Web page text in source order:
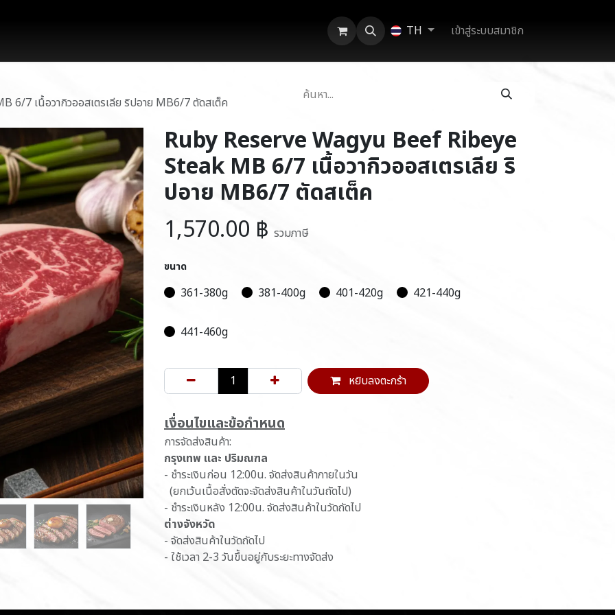
TH เข้าสู่ระบบสมาชิก
7 เนื้อวากิวออสเตรเลีย ริปอาย MB6/7 ตัดสเต็ค
Ruby Reserve Wagyu Beef Ribeye
Steak MB 6/7 เนื้อวากิวออสเตรเลีย ริ
ปอาย MB6/7 ตัดสเต็ค
1,570.00 ฿ รวมภาษี
ขนาด
361-380g 381-400g 401-420g 421-440g
441-460g
หยิบลงตะกร้า
เ​งื่อนไขและข้อกำหนด
การจัดส่งสินค้า:
กรุงเทพ และ ปริมณฑล
- ชำระเงินก่อน 12:00น. จัดส่งสินค้าภายในวัน
(ยกเว้นเนื้อสั่งตัดจะจัดส่งสินค้าในวันถัดไป)
- ชำระเงินหลัง 12:00น. จัดส่งสินค้าในวัดถัดไป
ต่างจังหวัด
- จัดส่งสินค้าในวัดถัดไป
- ใช้เวลา 2-3 วันขึ้นอยู่กับระยะทางจัดส่ง